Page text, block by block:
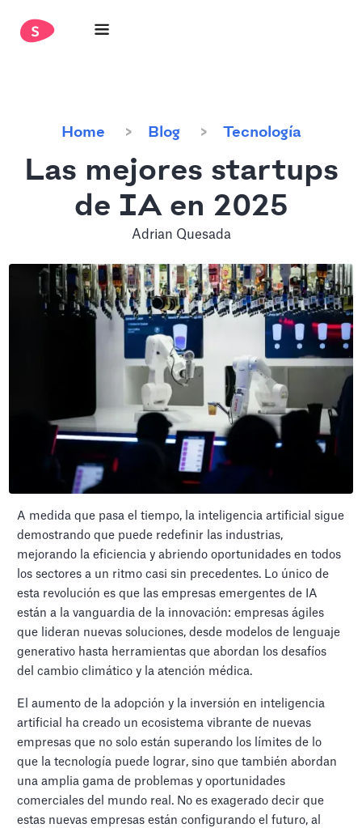
Home Blog Tecnología
Las mejores startups
de IA en 2025
Adrian Quesada
A medida que pasa el tiempo, la inteligencia artificial sigue
demostrando que puede redefinir las industrias,
mejorando la eficiencia y abriendo oportunidades en todos
los sectores a un ritmo casi sin precedentes. Lo único de
esta revolución es que las empresas emergentes de IA
están a la vanguardia de la innovación: empresas ágiles
que lideran nuevas soluciones, desde modelos de lenguaje
generativo hasta herramientas que abordan los desafíos
del cambio climático y la atención médica.
El aumento de la adopción y la inversión en inteligencia
artificial ha creado un ecosistema vibrante de nuevas
empresas que no solo están superando los límites de lo
que la tecnología puede lograr, sino que también abordan
una amplia gama de problemas y oportunidades
comerciales del mundo real. No es exagerado decir que
estas nuevas empresas están configurando el futuro, al